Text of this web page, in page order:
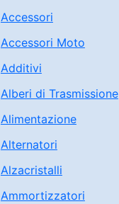
Accessori
Accessori Moto
Additivi
Alberi di Trasmissione
Alimentazione
Alternatori
Alzacristalli
Ammortizzatori